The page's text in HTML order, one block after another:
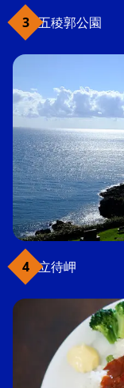
五稜郭公園
立待岬